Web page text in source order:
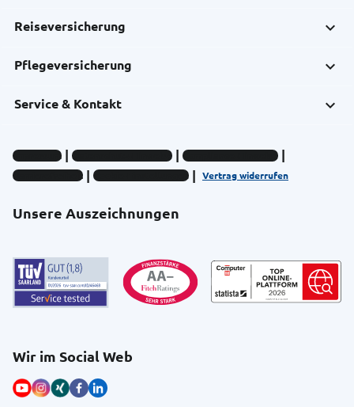
Reiseversicherung
Pflegeversicherung
Service & Kontakt
Unsere Auszeichnungen
Impressum Datenschutz-Hinweise
Compliance-Hinweise
Barrierefreiheit
Cookie-Einstellungen Vertrag widerrufen
Wir im Social Web